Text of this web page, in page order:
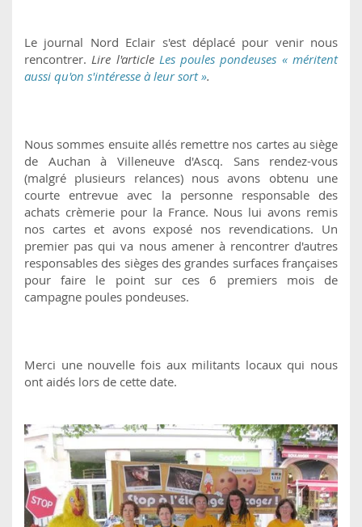
Le journal Nord Eclair s'est déplacé pour venir nous
rencontrer.Lire l'article Les poules pondeuses « méritent
aussi qu'on s'intéresse à leur sort ».
Nous sommes ensuite allés remettre nos cartes au siège
de Auchan à Villeneuve d'Ascq. Sans rendez-vous
(malgré plusieurs relances) nous avons obtenu une
courte entrevue avec la personne responsable des
achats crèmerie pour la France. Nous lui avons remis
nos cartes et avons exposé nos revendications. Un
premier pas qui va nous amener à rencontrer d'autres
responsables des sièges des grandes surfaces françaises
pour faire le point sur ces 6 premiers mois de
campagne poules pondeuses.
Merci une nouvelle fois aux militants locaux qui nous
ont aidés lors de cette date.